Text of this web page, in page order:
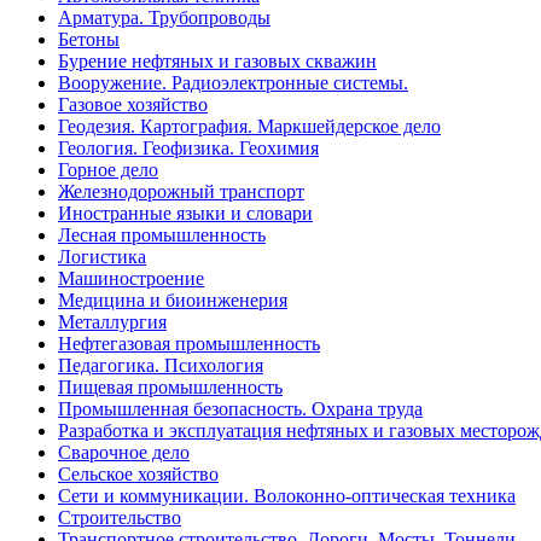
Арматура. Трубопроводы
Бетоны
Бурение нефтяных и газовых скважин
Вооружение. Радиоэлектронные системы.
Газовое хозяйство
Геодезия. Картография. Маркшейдерское дело
Геология. Геофизика. Геохимия
Горное дело
Железнодорожный транспорт
Иностранные языки и словари
Лесная промышленность
Логистика
Машиностроение
Медицина и биоинженерия
Металлургия
Нефтегазовая промышленность
Педагогика. Психология
Пищевая промышленность
Промышленная безопасность. Охрана труда
Разработка и эксплуатация нефтяных и газовых
Сварочное дело
Сельское хозяйство
Сети и коммуникации. Волоконно-оптическая техника
Строительство